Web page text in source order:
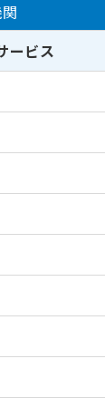
ービス